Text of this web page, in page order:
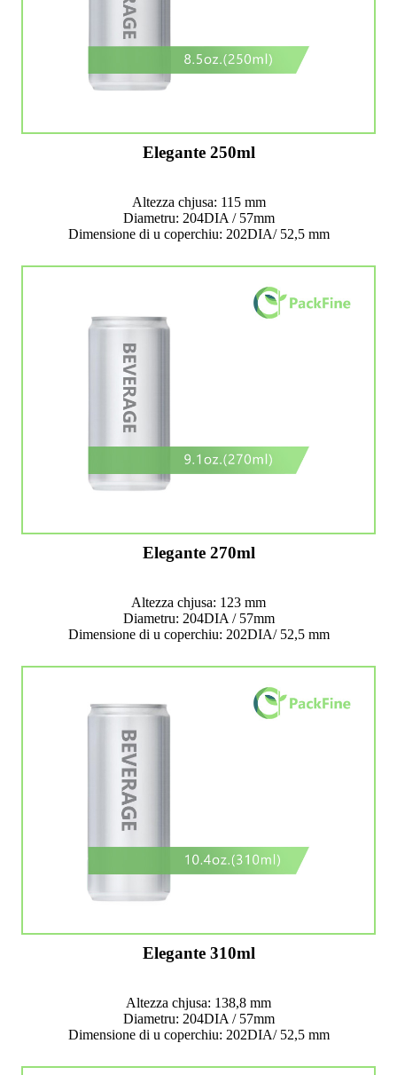
Elegante 250ml
Altezza chjusa: 115 mm
Diametru: 204DIA / 57mm
Dimensione di u coperchiu: 202DIA/ 52,5 mm
Elegante 270ml
Altezza chjusa: 123 mm
Diametru: 204DIA / 57mm
Dimensione di u coperchiu: 202DIA/ 52,5 mm
Elegante 310ml
Altezza chjusa: 138,8 mm
Diametru: 204DIA / 57mm
Dimensione di u coperchiu: 202DIA/ 52,5 mm